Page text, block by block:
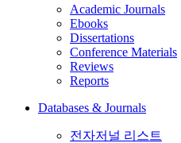
Academic Journals
Ebooks
Dissertations
Conference Materials
Reviews
Reports
Databases & Journals
전자저널 리스트